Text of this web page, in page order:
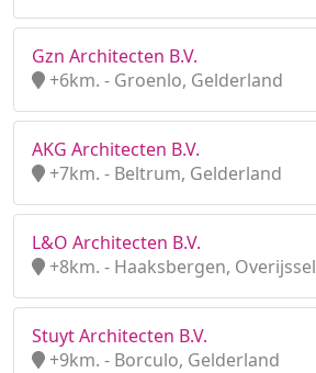
Gzn Architecten B.V.
+6km. - Groenlo, Gelderland
AKG Architecten B.V.
+7km. - Beltrum, Gelderland
L&O Architecten B.V.
+8km. - Haaksbergen, Overijssel
Stuyt Architecten B.V.
+9km. - Borculo, Gelderland